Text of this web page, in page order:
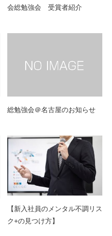
会総勉強会 受賞者紹介
総勉強会＠名古屋のお知らせ
【新入社員のメンタル不調リス
ク+の見つけ方】